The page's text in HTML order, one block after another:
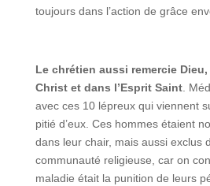
toujours dans l’action de grâce
Le chrétien aussi remercie
Christ et dans l’Esprit Saint.
avec ces 10 lépreux qui viennent
pitié d’eux. Ces hommes étaient
dans leur chair, mais aussi exclus
communauté religieuse, car on
maladie était la punition de leurs